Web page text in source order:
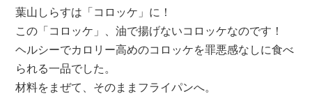
葉山しらすは「コロッケ」に！
この「コロッケ」、油で揚げないコロッケなのです！
ヘルシーでカロリー高めのコロッケを罪悪感なしに食べ
られる一品でした。
材料をまぜて、そのままフライパンへ。